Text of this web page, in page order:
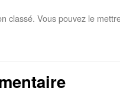
classé. Vous pouvez le